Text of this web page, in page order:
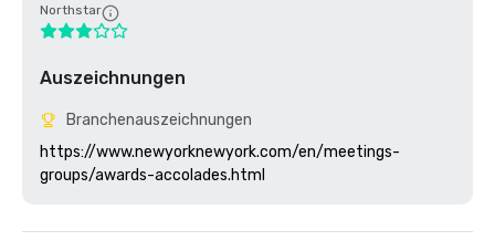
Northstar
Auszeichnungen
Branchenauszeichnungen
https://www.newyorknewyork.com/en/meetings-